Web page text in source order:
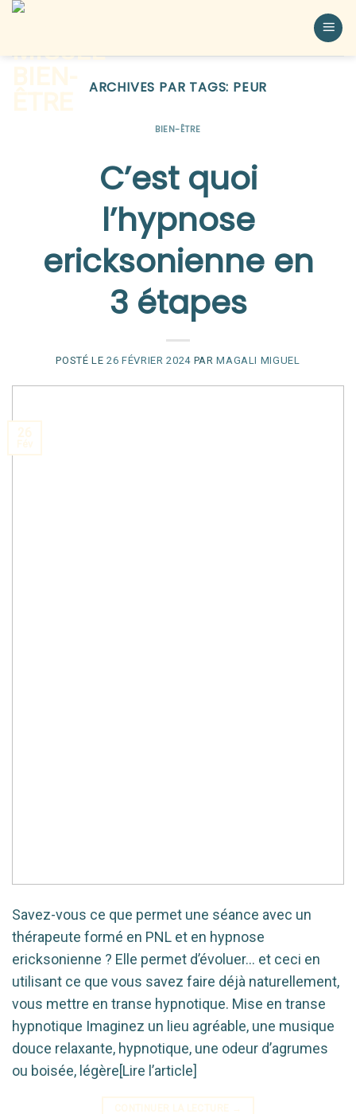
ARCHIVES PAR TAGS: PEUR
BIEN-ÊTRE
C’est quoi
l’hypnose
ericksonienne en
3 étapes
POSTÉ LE26 FÉVRIER 2024PARMAGALI MIGUEL
Savez-vous ce que permet une séance avec un
thérapeute formé en PNL et en hypnose
ericksonienne ? Elle permet d’évoluer… et ceci en
utilisant ce que vous savez faire déjà naturellement,
vous mettre en transe hypnotique. Mise en transe
hypnotique Imaginez un lieu agréable, une musique
douce relaxante, hypnotique, une odeur d’agrumes
ou boisée, légère[Lire l’article]